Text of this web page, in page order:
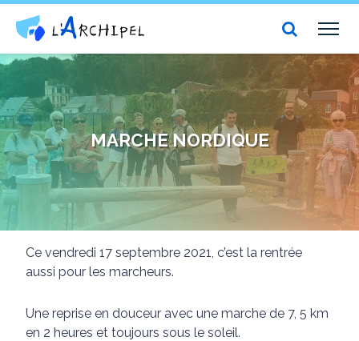
Centre social et culturel l'Archipel
MARCHE NORDIQUE
Ce vendredi 17 septembre 2021, c’est la rentrée
aussi pour les marcheurs.
Une reprise en douceur avec une marche de 7, 5 km
en 2 heures et toujours sous le soleil.